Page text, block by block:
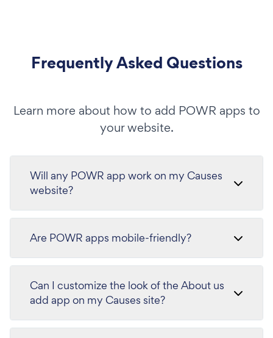
Frequently Asked Questions
Learn more about how to add POWR apps to
your website.
Will any POWR app work on my Causes
website?
Are POWR apps mobile-friendly?
Can I customize the look of the About us
add app on my Causes site?